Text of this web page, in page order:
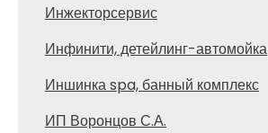
Инжекторсервис
Инфинити, детейлинг-автомойка
Иншинка spa, банный комплекс
ИП Воронцов С.А.